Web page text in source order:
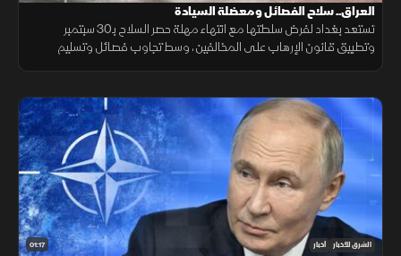
العراق.. سلاح الفصائل ومعضلة السيادة
تستعد بغداد لفرض سلطتها مع انتهاء مهلة حصر السلاح بـ30 سبتمبر
وتطبيق قانون الإرهاب على المخالفين، وسط تجاوب فصائل وتسليم
01:17 الشرق للأخبار أخبار